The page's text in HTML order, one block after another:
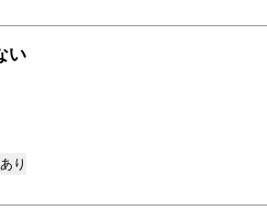
い
り